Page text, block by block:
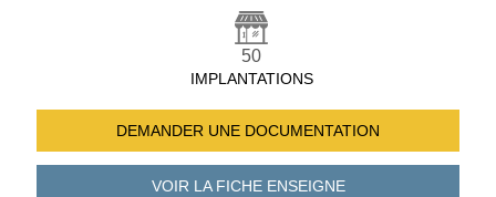
50
IMPLANTATIONS
DEMANDER UNE DOCUMENTATION
VOIR LA FICHEENSEIGNE